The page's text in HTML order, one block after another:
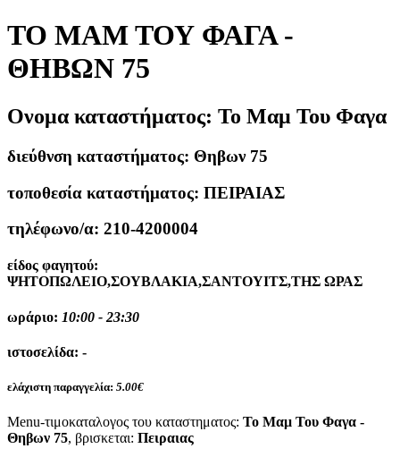
ΤΟ ΜΑΜ ΤΟΥ ΦΑΓΑ -
ΘΗΒΩΝ 75
Ονομα καταστήματος: Το Μαμ Του Φαγα
διεύθνση καταστήματος: Θηβων 75
τοποθεσία καταστήματος: ΠΕΙΡΑΙΑΣ
τηλέφωνο/α: 210-4200004
είδος φαγητού:
ΨΗΤΟΠΩΛΕΙΟ,ΣΟΥΒΛΑΚΙΑ,ΣΑΝΤΟΥΙΤΣ,ΤΗΣ ΩΡΑΣ
ωράριο: 10:00 - 23:30
ιστοσελίδα: -
ελάχιστη παραγγελία: 5.00€
Menu-τιμοκαταλογος του καταστηματος: Το Μαμ Του Φαγα -
Θηβων 75, βρισκεται: Πειραιας